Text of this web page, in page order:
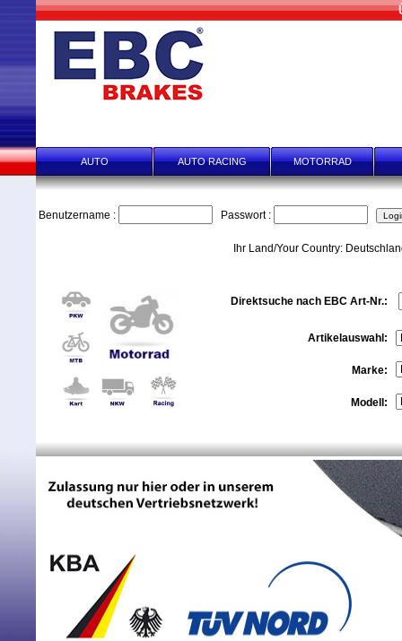
AUTO AUTO RACING MOTORRAD
Benutzername : Passwort :
Ihr Land/Your Country:
Direktsuche nach EBC Art-Nr.:
Artikelauswahl:
Marke:
Modell: